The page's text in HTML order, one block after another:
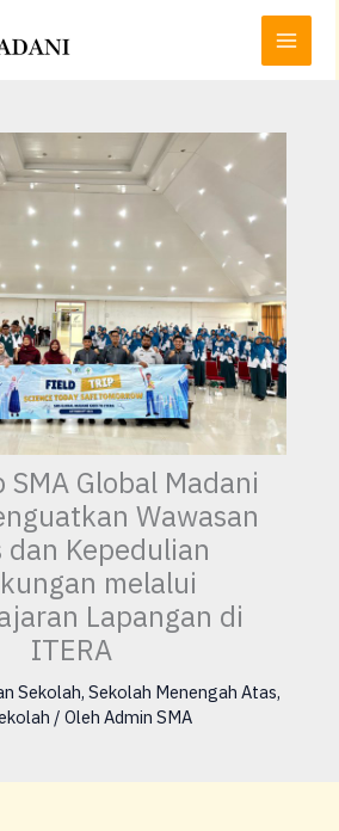
Main
Menu
SMA Global Madani
Wawasan
dan Kepedulian
melalui
Lapangan di
ITERA
Sekolah, Sekolah Menengah Atas,
/ Oleh Admin SMA